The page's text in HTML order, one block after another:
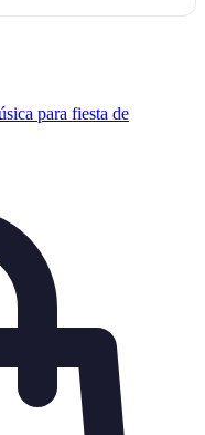
para fiesta de